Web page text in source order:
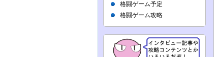
格闘ゲーム予定
格闘ゲーム攻略